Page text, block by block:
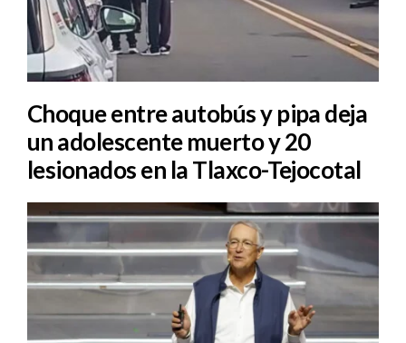
Choque entre autobús y pipa deja
un adolescente muerto y 20
lesionados en la Tlaxco-Tejocotal